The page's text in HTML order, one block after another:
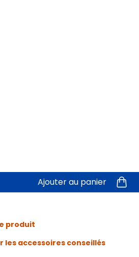
Ajouter au panier
produit
les accessoires conseillés